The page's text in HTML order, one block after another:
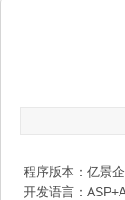
程序版本：亿景
开发语言：